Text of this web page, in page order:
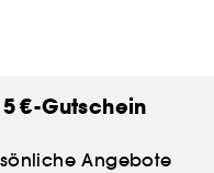
sodass es einfach
durchdachten
€-Gutschein
Angebote